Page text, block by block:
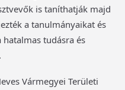
is taníthatják majd
a tanulmányaikat és
tudásra és
Vármegyei Területi